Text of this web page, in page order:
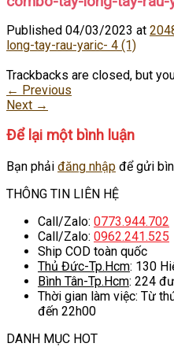
Published 04/03/2023 at
long-tay-rau-yaric- 4 (1)
Trackbacks are closed, but
← Previous
Next →
Để lại một bình luận
Bạn phải đăng nhập để gửi
THÔNG TIN LIÊN HỆ
Call/Zalo: 0773.944.702
Call/Zalo: 0962.241.525
Ship COD toàn quốc
Thủ Đức-Tp.Hcm: 130
Bình Tân-Tp.Hcm: 224
Thời gian làm việc: Từ
đến 22h00
DANH MỤC HOT